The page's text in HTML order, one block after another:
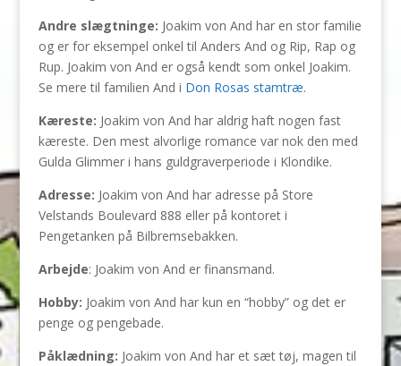
Andre slægtninge: Joakim von And har en stor familie
og er for eksempel onkel til Anders And og Rip, Rap og
Rup. Joakim von And er også kendt som onkel Joakim.
Se mere til familien And i Don Rosas stamtræ.
Kæreste: Joakim von And har aldrig haft nogen fast
kæreste. Den mest alvorlige romance var nok den med
Gulda Glimmer i hans guldgraverperiode i Klondike.
Adresse: Joakim von And har adresse på Store
Velstands Boulevard 888 eller på kontoret i
Pengetanken på Bilbremsebakken.
Arbejde: Joakim von And er finansmand.
Hobby: Joakim von And har kun en “hobby” og det er
penge og pengebade.
Påklædning: Joakim von And har et sæt tøj, magen til